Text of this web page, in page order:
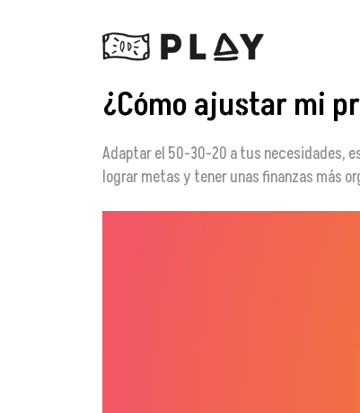
¿Cómo ajustar mi
Adaptar el 50-30-20 a tus necesidades,
lograr metas y tener unas finanzas más